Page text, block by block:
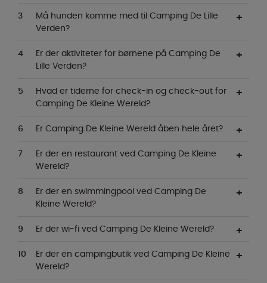
Må hunden komme med til Camping De Lille
Verden?
Er der aktiviteter for børnene på Camping De
Lille Verden?
Hvad er tiderne for check-in og check-out for
Camping De Kleine Wereld?
Er Camping De Kleine Wereld åben hele året?
Er der en restaurant ved Camping De Kleine
Wereld?
Er der en swimmingpool ved Camping De
Kleine Wereld?
Er der wi-fi ved Camping De Kleine Wereld?
Er der en campingbutik ved Camping De Kleine
Wereld?